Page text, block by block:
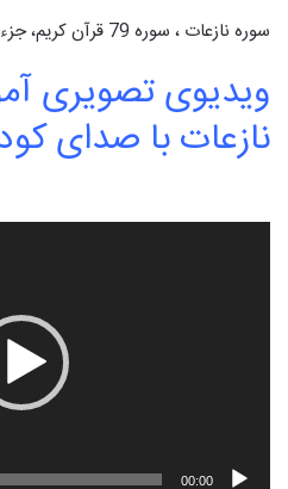
سوره نازعات ، سوره 79 قرآن کریم، جزء 30 و دارای 46 آیه است.
ویدیوی تصویری
نازعات با صدای
00:00